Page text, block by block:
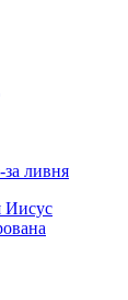
ливня
Иисус